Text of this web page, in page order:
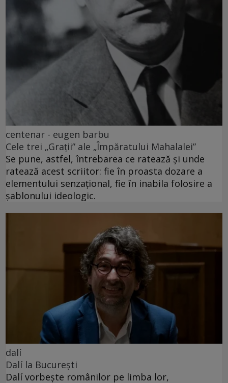
centenar - eugen barbu
Cele trei „Grații” ale „Împăratului Mahalalei”
Se pune, astfel, întrebarea ce ratează și unde
ratează acest scriitor: fie în proasta dozare a
elementului senzațional, fie în inabila folosire a
șablonului ideologic.
dalí
Dalí la București
Dalí vorbește românilor pe limba lor,